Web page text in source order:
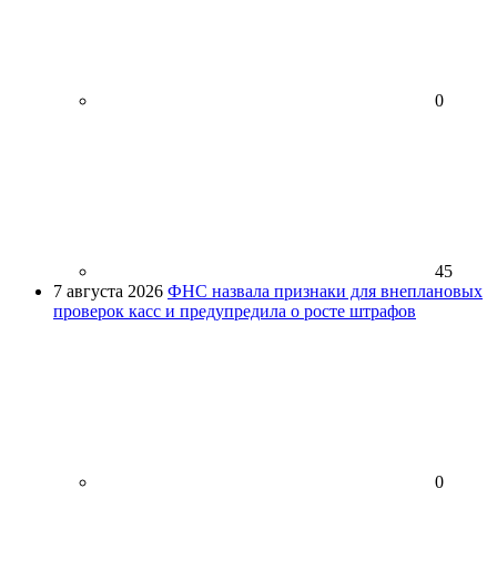
0
45
7 августа 2026 ФНС назвала признаки для внеплановых
проверок касс и предупредила о росте штрафов
0